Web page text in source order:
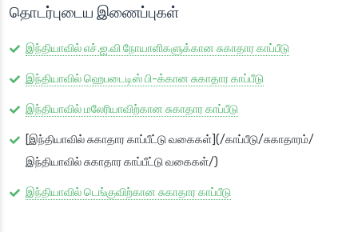
தொடர்புடைய இணைப்புகள்
இந்தியாவில் எச்.ஐ.வி நோயாளிகளுக்கான சுகாதார காப்பீடு
இந்தியாவில் ஹெபடைடிஸ் பி-க்கான சுகாதார காப்பீடு
இந்தியாவில் மலேரியாவிற்கான சுகாதார காப்பீடு
[இந்தியாவில் சுகாதார காப்பீட்டு வகைகள்](/காப்பீடு/சுகாதாரம்/
இந்தியாவில் சுகாதார காப்பீட்டு வகைகள்/)
இந்தியாவில் டெங்குவிற்கான சுகாதார காப்பீடு